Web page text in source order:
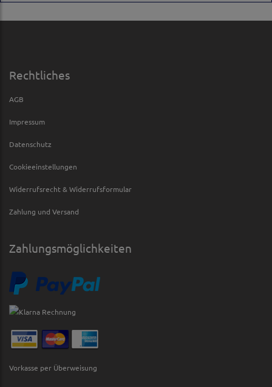
Rechtliches
AGB
Impressum
Datenschutz
Cookieeinstellungen
Widerrufsrecht & Widerrufsformular
Zahlung und Versand
Zahlungsmöglichkeiten
Vorkasse per Überweisung